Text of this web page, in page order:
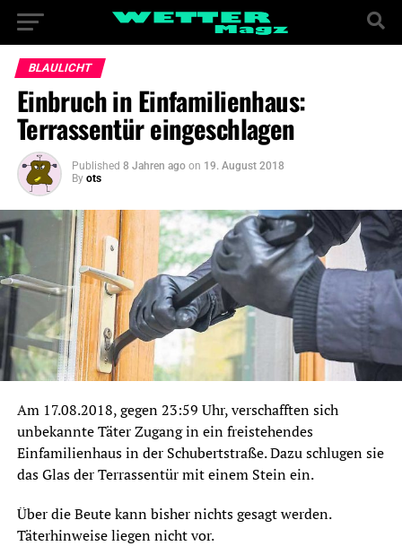
BLAULICHT
Einbruch in Einfamilienhaus:
Terrassentür eingeschlagen
Published 8 Jahren ago on 19. August 2018
By ots
Am 17.08.2018, gegen 23:59 Uhr, verschafften sich
unbekannte Täter Zugang in ein freistehendes
Einfamilienhaus in der Schubertstraße. Dazu schlugen sie
das Glas der Terrassentür mit einem Stein ein.
Über die Beute kann bisher nichts gesagt werden.
Täterhinweise liegen nicht vor.